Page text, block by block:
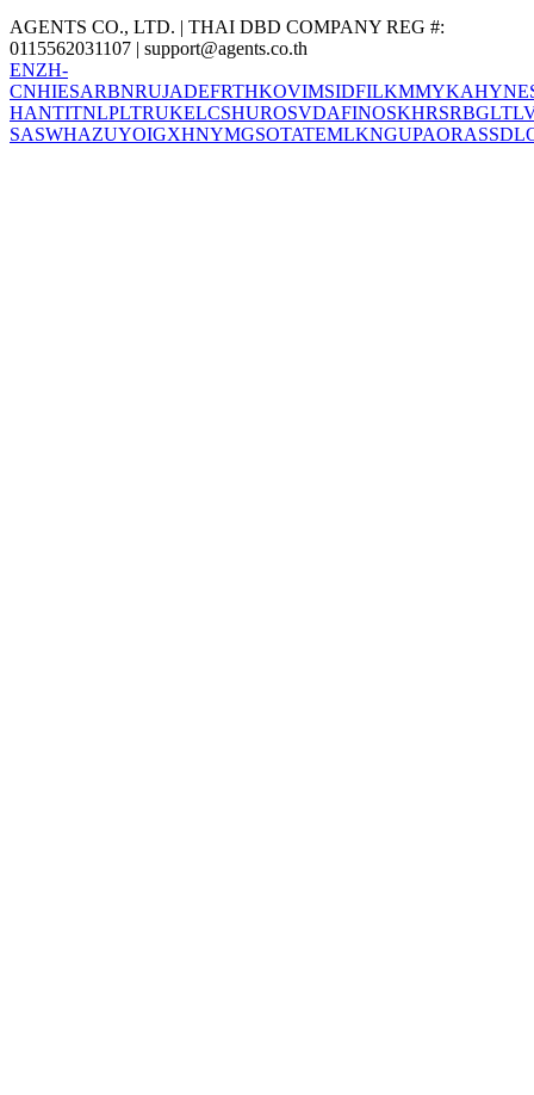
AGENTS CO., LTD. | THAI DBD COMPANY REG #:
0115562031107 | support@agents.co.th
ENZH-
CNHIESARBNRUJADEFRTHKOVIMSIDFILKMMYKAHYNE
HANTITNLPLTRUKELCSHUROSVDAFINOSKHRSRBGLT
SASWHAZUYOIGXHNYMGSOTATEMLKNGUPAORASSD